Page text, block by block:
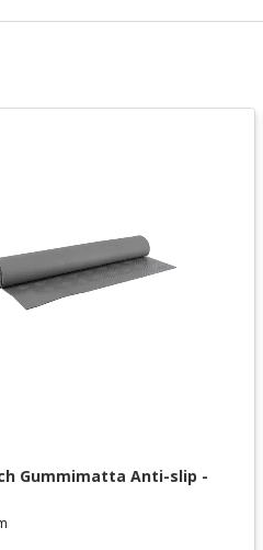
Gummimatta Anti-slip -